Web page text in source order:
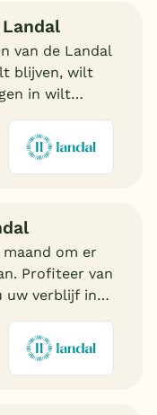
van de Landal
blijven, wilt
in wilt
om er
Profiteer van
uw verblijf in